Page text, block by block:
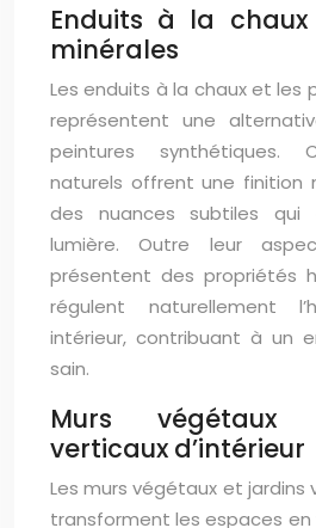
Enduits à la
minérales
Les enduits à la chaux et les
représentent une
peintures synthétiques.
naturels offrent une finition
des nuances subtiles qui
lumière. Outre leur
présentent des propriétés
régulent naturellement
intérieur, contribuant à un
sain.
Murs
verticaux d’intérieur
Les murs végétaux et jardins
transforment les espaces